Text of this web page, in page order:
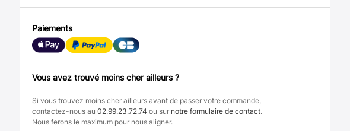
Paiements
Vous avez trouvé moins cher ailleurs ?
Si vous trouvez moins cher ailleurs avant de passer votre commande,
contactez-nous au 02.99.23.72.74 ou sur notre formulaire de contact.
Nous ferons le maximum pour nous aligner.